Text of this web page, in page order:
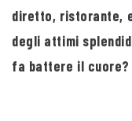
diretto, ristorante,
degli attimi
fa battere il cuore?